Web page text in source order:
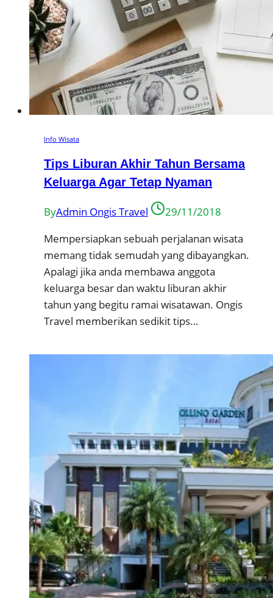
Info Wisata
Tips Liburan Akhir Tahun Bersama
Keluarga Agar Tetap Nyaman
ByAdmin Ongis Travel
29/11/2018
Mempersiapkan sebuah perjalanan wisata
memang tidak semudah yang dibayangkan.
Apalagi jika anda membawa anggota
keluarga besar dan waktu liburan akhir
tahun yang begitu ramai wisatawan. Ongis
Travel memberikan sedikit tips…